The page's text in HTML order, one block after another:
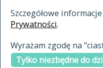
Szczegółowe
Prywatności.
Wyrażam zgodę na
Tylko niezbędne do
indeksie